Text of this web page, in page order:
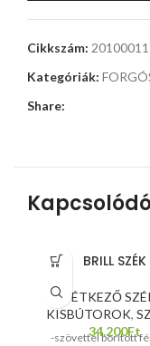
Cikkszám:
Kategóriák:
Share:
BRILL SZÉK
ÉTKEZŐ
KISBÚTOROK,
34.200Ft
-szövettel borított